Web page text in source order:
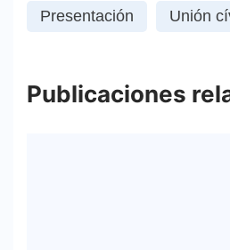
Presentación Unión
Publicaciones